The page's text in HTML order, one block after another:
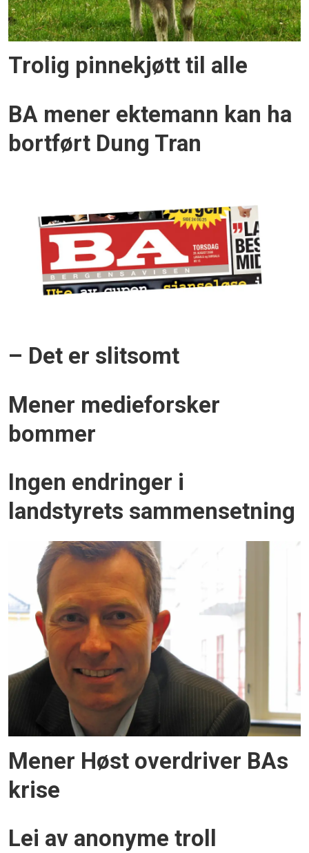
Trolig pinnekjøtt til alle
BA mener ektemann kan ha
bortført Dung Tran
– Det er slitsomt
Mener medieforsker
bommer
Ingen endringer i
landstyrets sammensetning
Mener Høst overdriver BAs
krise
Lei av anonyme troll